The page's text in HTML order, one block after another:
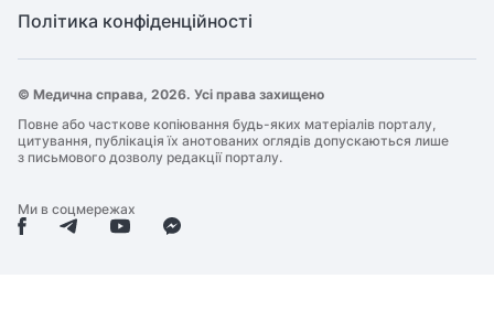
Політика конфіденційності
© Медична справа, 2026. Усі права захищено
Повне або часткове копіювання будь-яких матеріалів порталу,
цитування, публікація їх анотованих оглядів допускаються лише
з письмового дозволу редакції порталу.
Ми в соцмережах